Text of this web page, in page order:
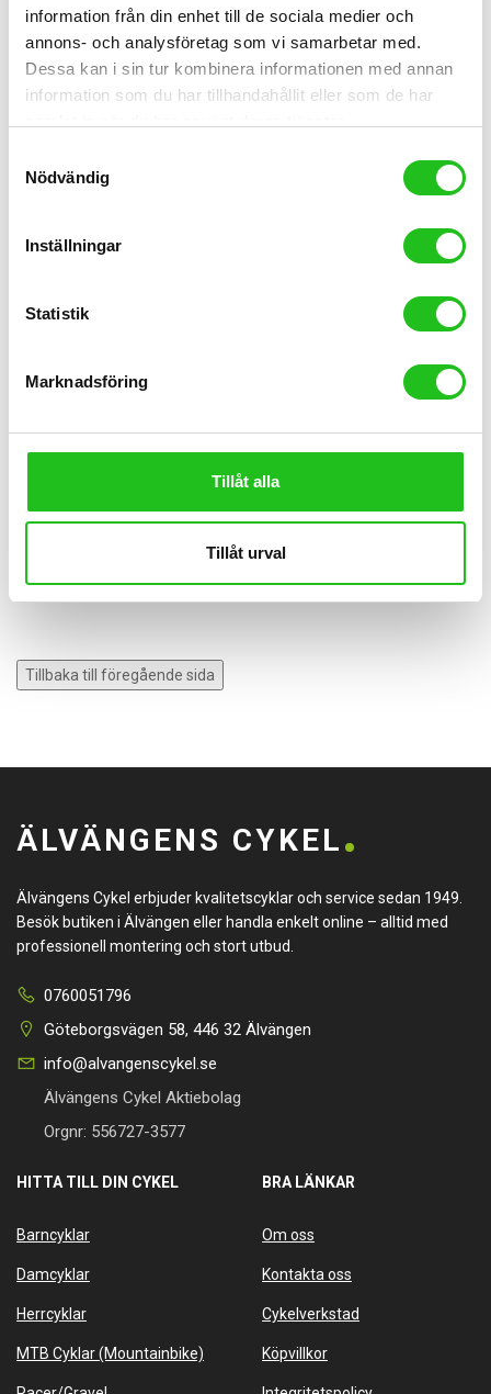
information från din enhet till de sociala medier och
annons- och analysföretag som vi samarbetar med.
Dessa kan i sin tur kombinera informationen med annan
information som du har tillhandahållit eller som de har
Nödvändig
Inställningar
Statistik
Marknadsföring
Tillåt alla
Tillåt urval
190-195 cm 21-
22″ 53-56 cm
195cm > 22-
Längd Ramstorlek
145-155 cm 46-51 cm
180-190 cm 58-61cm
Tillbaka till föregående sida
ÄLVÄNGENS CYKEL
Älvängens Cykel erbjuder kvalitetscyklar och service sedan 1949.
Besök butiken i Älvängen eller handla enkelt online – alltid med
professionell montering och stort utbud.
0760051796
Göteborgsvägen 58, 446 32 Älvängen
info@alvangenscykel.se
Älvängens Cykel Aktiebolag
Orgnr: 556727-3577
HITTA TILL DIN CYKEL
Barncyklar
Damcyklar
Herrcyklar
MTB Cyklar (Mountainbike)
BRA LÄNKAR
Om oss
Kontakta oss
Cykelverkstad
Köpvillkor